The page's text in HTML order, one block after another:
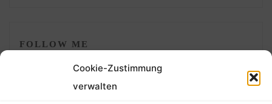
Cookie-Zustimmung
verwalten
FOLLOW ME